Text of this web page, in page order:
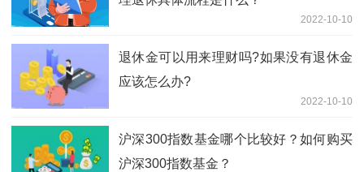
2022-10-10
退休金可以用来理财吗?如果没有退休金
应该怎么办?
2022-10-10
沪深300指数基金哪个比较好？如何购买
沪深300指数基金？